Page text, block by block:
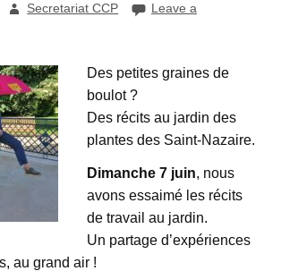
Secretariat CCP
Leave a
Des petites graines de
boulot ?
Des récits au jardin des
plantes des Saint-Nazaire.
Dimanche 7 juin, nous
avons essaimé les récits
de travail au jardin.
Un partage d’expériences
au grand air !